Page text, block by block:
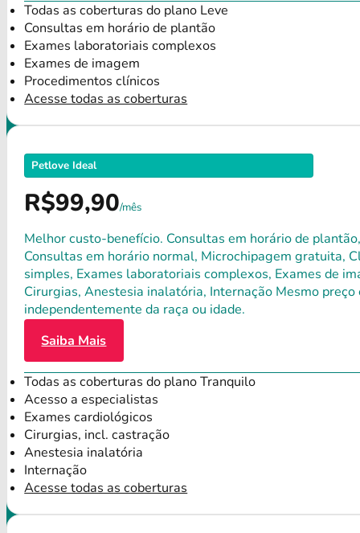
Todas as coberturas do plano Leve
Consultas em horário de plantão
Exames laboratoriais complexos
Exames de imagem
Procedimentos clínicos
Acesse todas as coberturas
Petlove Ideal
R$99,90/mês
Melhor custo-benefício. Consultas em horário de
Consultas em horário normal, Microchipagem gratuita,
simples, Exames laboratoriais complexos, Exames de
Cirurgias, Anestesia inalatória, Internação Mesmo
independentemente da raça ou idade.
Saiba Mais
Todas as coberturas do plano Tranquilo
Acesso a especialistas
Exames cardiológicos
Cirurgias, incl. castração
Anestesia inalatória
Internação
Acesse todas as coberturas